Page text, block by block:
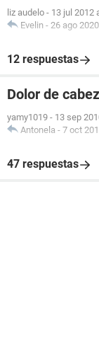
liz audelo - 13 jul 2012
Evelin - 26 ago
12 respuestas
Dolor de
yamy1019 - 13 sep
Antonela - 7 oct
47 respuestas